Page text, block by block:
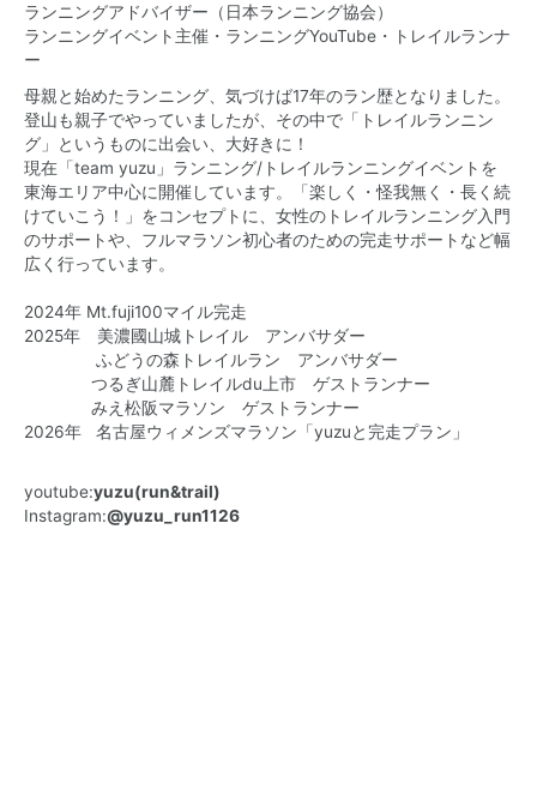
ランニングアドバイザー（日本ランニング協会）
ランニングイベント主催・ランニングYouTube・トレイルランナ
ー
母親と始めたランニング、気づけば17年のラン歴となりました。
登山も親子でやっていましたが、その中で「トレイルランニン
グ」というものに出会い、大好きに！
現在「team yuzu」ランニング/トレイルランニングイベントを
東海エリア中心に開催しています。「楽しく・怪我無く・長く続
けていこう！」をコンセプトに、女性のトレイルランニング入門
のサポートや、フルマラソン初心者のための完走サポートなど幅
広く行っています。
2024年 Mt.fuji100マイル完走
2025年 美濃國山城トレイル アンバサダー
ふどうの森トレイルラン アンバサダー
つるぎ山麓トレイルdu上市 ゲストランナー
みえ松阪マラソン ゲストランナー
2026年 名古屋ウィメンズマラソン「yuzuと完走プラン」
youtube:yuzu(run&trail)
Instagram:@yuzu_run1126